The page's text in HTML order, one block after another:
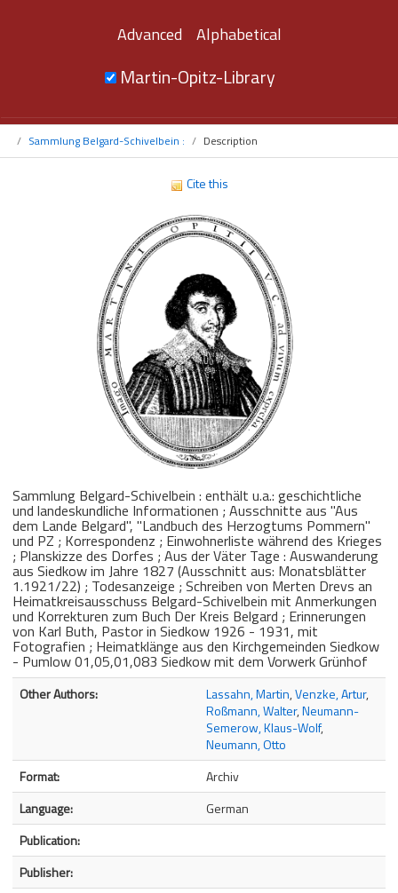
Advanced Alphabetical
Martin-Opitz-Library
Sammlung Belgard-Schivelbein : Description
Cite this
Sammlung Belgard-Schivelbein : enthält u.a.: geschichtliche
und landeskundliche Informationen ; Ausschnitte aus "Aus
dem Lande Belgard", "Landbuch des Herzogtums Pommern"
und PZ ; Korrespondenz ; Einwohnerliste während des Krieges
; Planskizze des Dorfes ; Aus der Väter Tage : Auswanderung
aus Siedkow im Jahre 1827 (Ausschnitt aus: Monatsblätter
1.1921/22) ; Todesanzeige ; Schreiben von Merten Drevs an
Heimatkreisausschuss Belgard-Schivelbein mit Anmerkungen
und Korrekturen zum Buch Der Kreis Belgard ; Erinnerungen
von Karl Buth, Pastor in Siedkow 1926 - 1931, mit
Fotografien ; Heimatklänge aus den Kirchgemeinden Siedkow
- Pumlow 01,05,01,083 Siedkow mit dem Vorwerk Grünhof
Bibliographic Details
Other Authors: Lassahn, Martin,Venzke, Artur,
Roßmann, Walter,Neumann-
Semerow, Klaus-Wolf,
Neumann, Otto
Format:
Archiv
Language:
German
Publication:
Publisher: